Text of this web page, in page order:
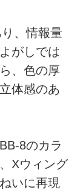
、情報量
がしでは
、色の厚
体感のあ
8のカラ
Xウィング
いに再現